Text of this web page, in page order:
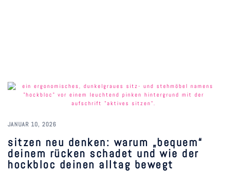
JANUAR 10, 2026
sitzen neu denken: warum „bequem“
deinem rücken schadet und wie der
hockbloc deinen alltag bewegt